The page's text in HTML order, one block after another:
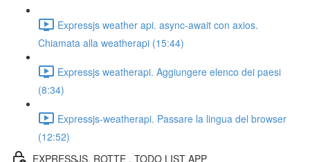
Expressjs weather api. async-await con axios.
Chiamata alla weatherapi (15:44)
Expressjs weatherapi. Aggiungere elenco dei paesi
(8:34)
Expressjs-weatherapi. Passare la lingua del browser
(12:52)
EXPRESSJS. ROTTE . TODO LIST APP